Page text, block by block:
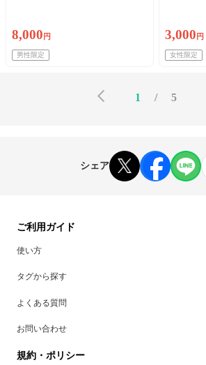
8,000 円
男性限定
3,000 円
女性限定
1 / 5
シェア
ご利用ガイド
使い方
タグから探す
よくある質問
お問い合わせ
規約・ポリシー